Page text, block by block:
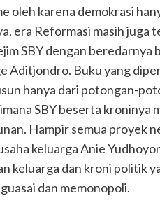
oleh karena demokrasi
era Reformasi masih juga
SBY dengan beredarnya
Aditjondro. Buku yang
hanya dari potongan-
SBY beserta kroninya
Hampir semua proyek
keluarga Anie
keluarga dan kroni politik
dan memonopoli.